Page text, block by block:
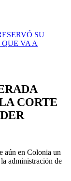
SU
VA A
CORTE
aún en Colonia un
administración de